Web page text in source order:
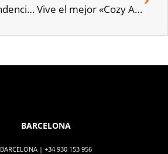
Las mejores tendencias para tu cocina en 2025 Vive el mejor «Cozy Autumn» en casa
BARCELONA
BARCELONA | +34 930 153 956